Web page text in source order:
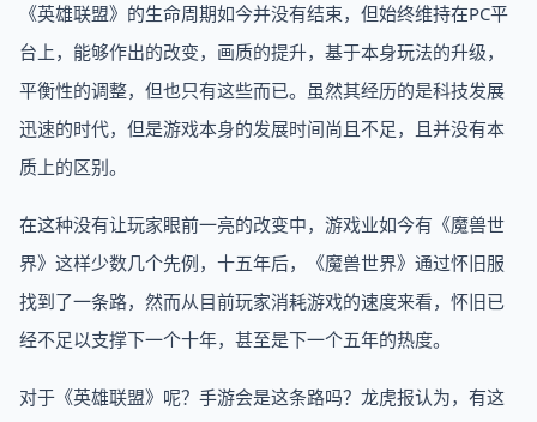
《英雄联盟》的生命周期如今并没有结束，但始终维持在PC平
台上，能够作出的改变，画质的提升，基于本身玩法的升级，
平衡性的调整，但也只有这些而已。虽然其经历的是科技发展
迅速的时代，但是游戏本身的发展时间尚且不足，且并没有本
质上的区别。
在这种没有让玩家眼前一亮的改变中，游戏业如今有《魔兽世
界》这样少数几个先例，十五年后，《魔兽世界》通过怀旧服
找到了一条路，然而从目前玩家消耗游戏的速度来看，怀旧已
经不足以支撑下一个十年，甚至是下一个五年的热度。
对于《英雄联盟》呢？手游会是这条路吗？龙虎报认为，有这